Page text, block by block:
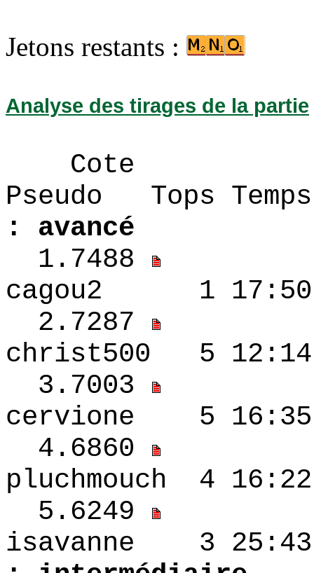
Jetons restants :
Analyse des tirages de la partie
Cote
Pseudo Tops
: avancé
1.7488
cagou2 1
2.7287
christ500 5
3.7003
cervione 5
4.6860
pluchmouch 4
5.6249
isavanne 3